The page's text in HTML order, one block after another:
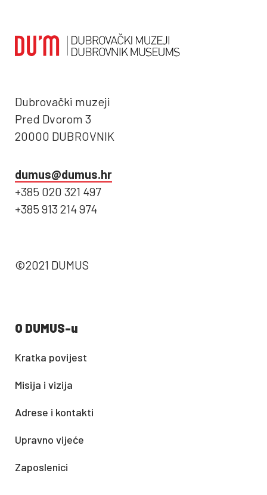
Dubrovački muzeji
Pred Dvorom 3
20000 DUBROVNIK
dumus@dumus.hr
+385 020 321 497
+385 913 214 974
©2021 DUMUS
O DUMUS-u
Kratka povijest
Misija i vizija
Adrese i kontakti
Upravno vijeće
Zaposlenici